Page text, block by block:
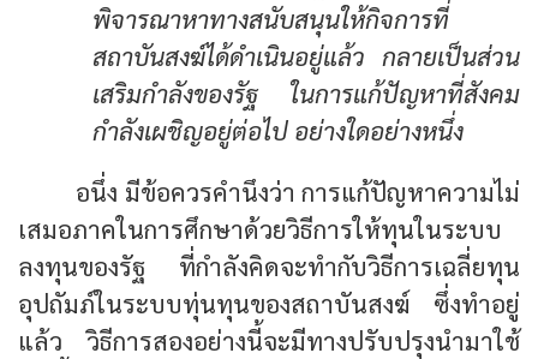
พิจารณาหาทางสนับสนุนให้กิจการที่
สถาบันสงฆ์ได้ดำเนินอยู่แล้ว กลายเป็นส่วน
เสริมกำลังของรัฐ ในการแก้ปัญหาที่สังคม
กำลังเผชิญอยู่ต่อไป อย่างใดอย่างหนึ่ง
อนึ่ง มีข้อควรคำนึงว่า การแก้ปัญหาความไม่
เสมอภาคในการศึกษาด้วยวิธีการให้ทุนในระบบ
ลงทุนของรัฐ ที่กำลังคิดจะทำกับวิธีการเฉลี่ยทุน
อุปถัมภ์ในระบบทุ่นทุนของสถาบันสงฆ์ ซึ่งทำอยู่
แล้ว วิธีการสองอย่างนี้จะมีทางปรับปรุงนำมาใช้